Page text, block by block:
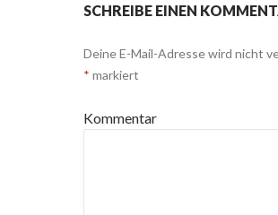
SCHREIBE EINEN
Deine E-Mail-Adresse wird nicht
* markiert
Kommentar